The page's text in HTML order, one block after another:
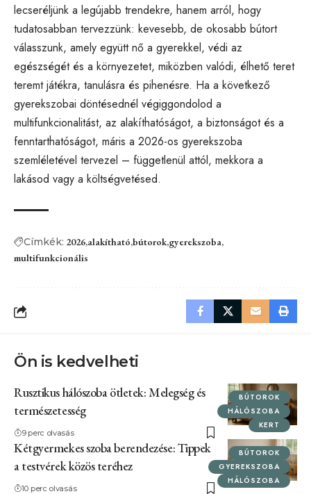
lecseréljünk a legújabb trendekre, hanem arról, hogy
tudatosabban tervezzünk: kevesebb, de okosabb bútort
válasszunk, amely együtt nő a gyerekkel, védi az
egészségét és a környezetet, miközben valódi, élhető teret
teremt játékra, tanulásra és pihenésre. Ha a következő
gyerekszobai döntésednél végiggondolod a
multifunkcionalitást, az alakíthatóságot, a biztonságot és a
fenntarthatóságot, máris a 2026-os gyerekszoba
szemléletével tervezel – függetlenül attól, mekkora a
lakásod vagy a költségvetésed.
Címkék: 2026 alakítható bútorok gyerekszoba
multifunkcionális
Ön is kedvelheti
BÚTOROK
HÁLÓSZOBA
KERT
Rusztikus hálószoba ötletek: Melegség és
természetesség
9 perc olvasás
BÚTOROK
GYEREKSZOBA
HÁLÓSZOBA
Kétgyermekes szoba berendezése: Tippek
a testvérek közös teréhez
10 perc olvasás